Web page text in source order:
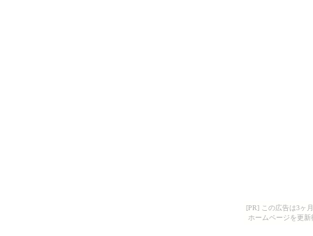
[PR] この広告は3ヶ
ホームページを更